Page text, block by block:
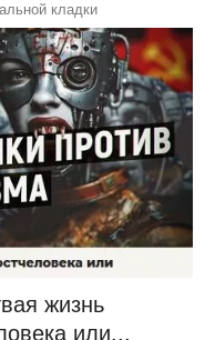
кладки
жизнь
или...